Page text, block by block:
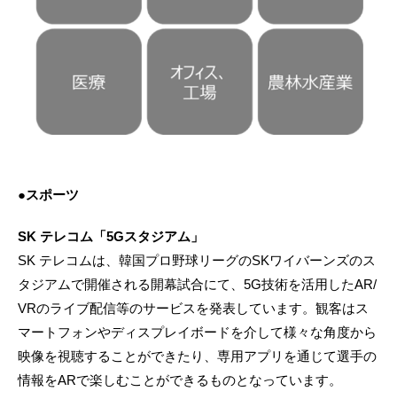
●スポーツ
SK テレコム「5Gスタジアム」
SK テレコムは、韓国プロ野球リーグのSKワイバーンズのス
タジアムで開催される開幕試合にて、5G技術を活用したAR/
VRのライブ配信等のサービスを発表しています。観客はス
マートフォンやディスプレイボードを介して様々な角度から
映像を視聴することができたり、専用アプリを通じて選手の
情報をARで楽しむことができるものとなっています。